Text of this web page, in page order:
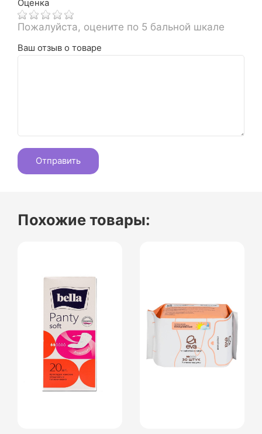
Оценка
Пожалуйста, оцените по 5 бальной шкале
Ваш отзыв о товаре
Похожие товары: